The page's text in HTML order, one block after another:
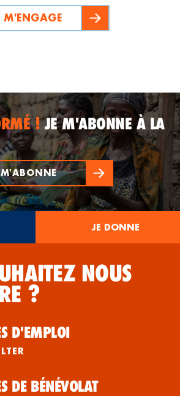
M'ENGAGE
!JE M'ABONNE À LA
JE DONNE
NOUS
?
D'EMPLOI
DE BÉNÉVOLAT